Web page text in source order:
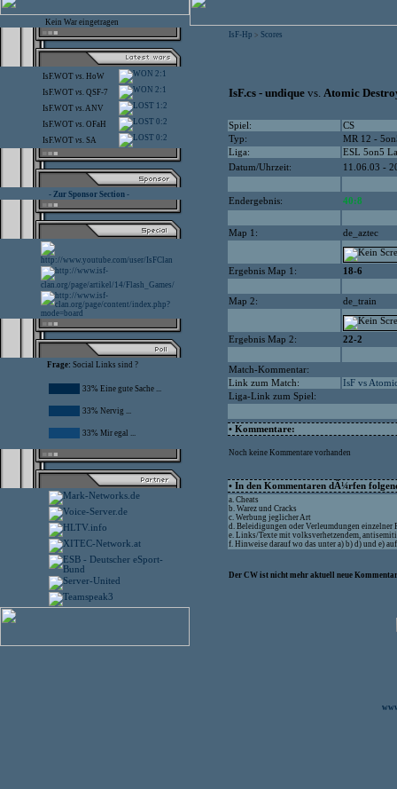
Kein War eingetragen
IsF.WOT vs. HoW 2:1
IsF.WOT vs. QSF-7 2:1
IsF.WOT vs.ANV 1:2
IsF.WOT vs. OFaH 0:2
IsF.WOT vs. SA 0:2
- Zur Sponsor Section -
Frage: Social Links sind ?
33% Eine gute Sache ...
33% Nervig ...
33% Mir egal ...
IsF-Hp > Scores
IsF.cs - undique vs. Atomic
Spiel:
CS
Typ:
MR 12 -
Liga:
ESL 5on5
Datum/Uhrzeit:
11.06.03 -
Endergebnis: 40:8
Map 1: de_aztec
Ergebnis Map 1: 18-6
Map 2: de_train
Ergebnis Map 2: 22-2
Match-Kommentar:
Link zum Match:
IsF vs
Liga-Link zum Spiel:
• Kommentare:
Noch keine Kommentare vorhanden
• In den Kommentaren dÃ¼rfen
a. Cheats
b. Warez und Cracks
c. Werbung jeglicher Art
d. Beleidigungen oder Verleumdungen einzelner
e. Links/Texte mit volksverhetzendem,
f. Hinweise darauf wo das unter a) b) d) und e)
Der CW ist nicht mehr aktuell neue